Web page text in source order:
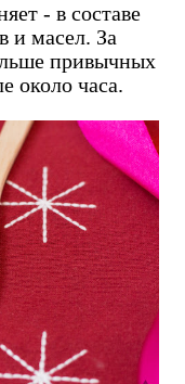
- в составе
и масел. За
привычных
около часа.